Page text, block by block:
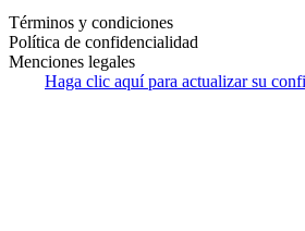
Términos y condiciones
Política de confidencialidad
Menciones legales
Haga clic aquí para actualizar su